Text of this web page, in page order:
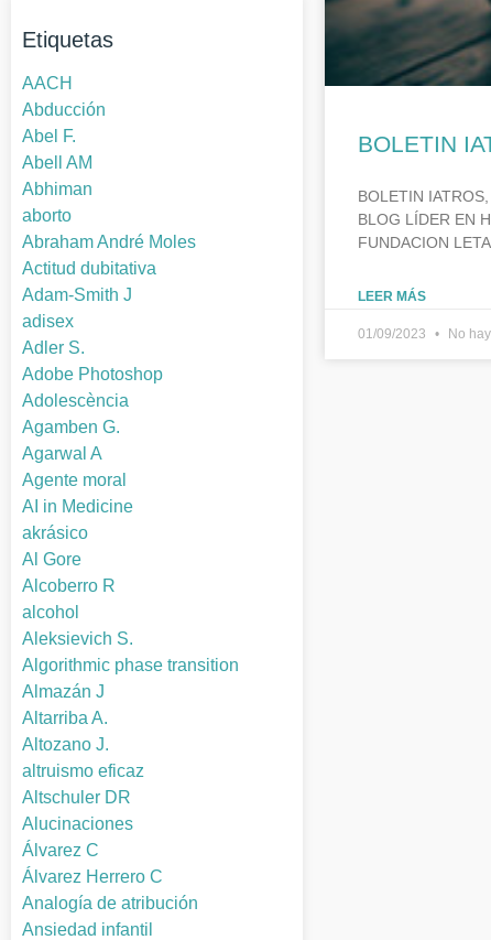
Etiquetas
AACH
Abducción
Abel F.
Abell AM
Abhiman
aborto
Abraham André Moles
Actitud dubitativa
Adam-Smith J
adisex
Adler S.
Adobe Photoshop
Adolescència
Agamben G.
Agarwal A
Agente moral
AI in Medicine
akrásico
Al Gore
Alcoberro R
alcohol
Aleksievich S.
Algorithmic phase transition
Almazán J
Altarriba A.
Altozano J.
altruismo eficaz
Altschuler DR
Alucinaciones
Álvarez C
Álvarez Herrero C
Analogía de atribución
Ansiedad infantil
BOLETIN
BOLETIN
BLOG LÍDER EN
FUNDACION
LEER MÁS
01/09/2023 No